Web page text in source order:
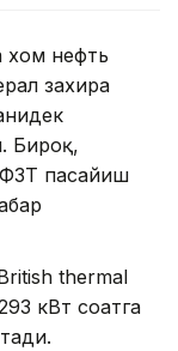
хом нефть
захира
Бироқ,
пасайиш
thermal
кВт соатга